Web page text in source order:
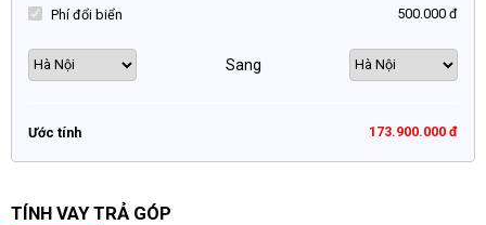
Phí đổi biển 500.000 đ
Sang
Ước tính 173.900.000 đ
TÍNH VAY TRẢ GÓP